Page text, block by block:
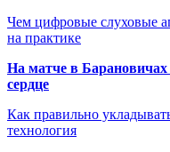
Чем цифровые слуховые
на практике
На матче в
сердце
Как правильно
технология